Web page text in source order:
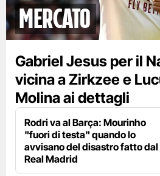
mercato
Gabriel Jesus per il
vicina a Zirkzee e
Molina ai dettagli
Rodri va al Barça: Mourinho
"fuori di testa" quando lo
avvisano del disastro fatto dal
Real Madrid